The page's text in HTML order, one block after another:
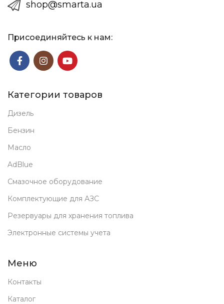
shop@smarta.ua
Присоединяйтесь к нам:
Категории товаров
Дизель
Бензин
Масло
AdBlue
Смазочное оборудование
Комплектующие для АЗС
Резервуары для хранения топлива
Электронные системы учета
Меню
Контакты
Каталог